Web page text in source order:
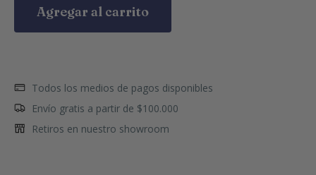
Agregar al carrito
Todos los medios de pagos disponibles
Envío gratis a partir de $100.000
Retiros en nuestro showroom